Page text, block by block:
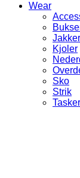
Wear
Jakker
Kjoler
Sko
Strik
Tasker